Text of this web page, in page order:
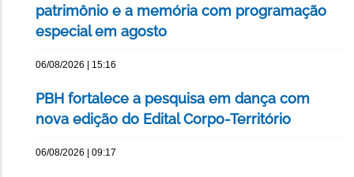
patrimônio e a memória com programação
especial em agosto
06/08/2026 | 15:16
PBH fortalece a pesquisa em dança com
nova edição do Edital Corpo-Território
06/08/2026 | 09:17